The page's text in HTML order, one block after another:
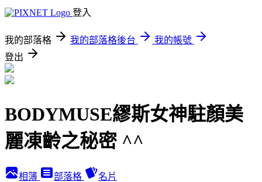
登入
我的部落格 我的部落格後台
我的帳號
登出
BODYMUSE繆斯女神駐顏美
麗凍齡之秘密 ^^
相簿 部落格 名片